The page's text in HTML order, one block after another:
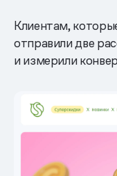
Клиентам,
отправили две
и измерили